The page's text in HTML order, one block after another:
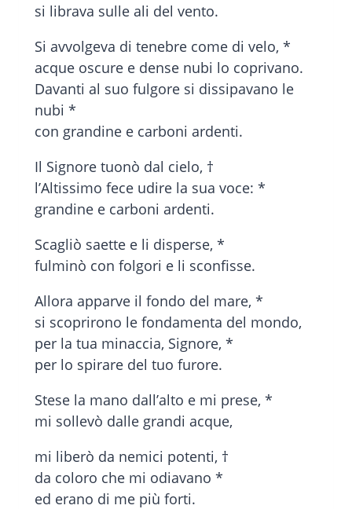
si librava sulle ali del vento.
Si avvolgeva di tenebre come di velo, *
acque oscure e dense nubi lo coprivano.
Davanti al suo fulgore si dissipavano le
nubi *
con grandine e carboni ardenti.
Il Signore tuonò dal cielo, †
l’Altissimo fece udire la sua voce: *
grandine e carboni ardenti.
Scagliò saette e li disperse, *
fulminò con folgori e li sconfisse.
Allora apparve il fondo del mare, *
si scoprirono le fondamenta del mondo,
per la tua minaccia, Signore, *
per lo spirare del tuo furore.
Stese la mano dall’alto e mi prese, *
mi sollevò dalle grandi acque,
mi liberò da nemici potenti, †
da coloro che mi odiavano *
ed erano di me più forti.